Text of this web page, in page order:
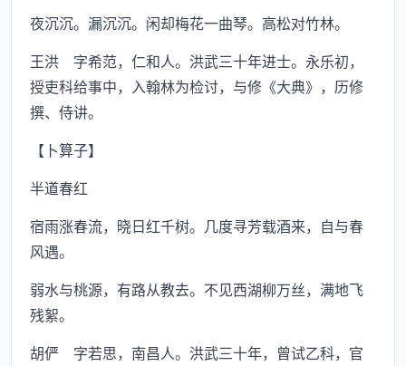
夜沉沉。漏沉沉。闲却梅花一曲琴。高松对竹林。
王洪 字希范，仁和人。洪武三十年进士。永乐初，
授吏科给事中，入翰林为检讨，与修《大典》，历修
撰、侍讲。
【卜算子】
半道春红
宿雨涨春流，晓日红千树。几度寻芳载酒来，自与春
风遇。
弱水与桃源，有路从教去。不见西湖柳万丝，满地飞
残絮。
胡俨 字若思，南昌人。洪武三十年，曾试乙科，官